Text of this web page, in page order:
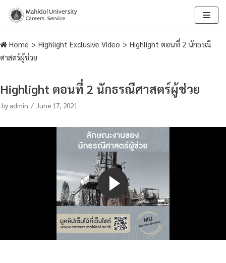
to
content
Home > Highlight Exclusive Video > Highlight ตอนที่ 2 นักธรณี
ศาสตร์ผู้ช่วย
Highlight ตอนที่ 2 นักธรณีศาสตร์ผู้ช่วย
by admin June 17, 2021